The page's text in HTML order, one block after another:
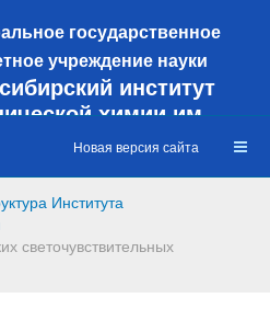
государственное
учреждение науки
институт
химии им.
nioch/
Новая версия сайта
Института
светочувствительных